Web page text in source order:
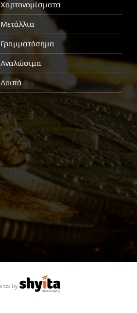
Χαρτονομίσματα
Μετάλλια
Γραμματόσημα
Αναλώσιμα
Λοιπά